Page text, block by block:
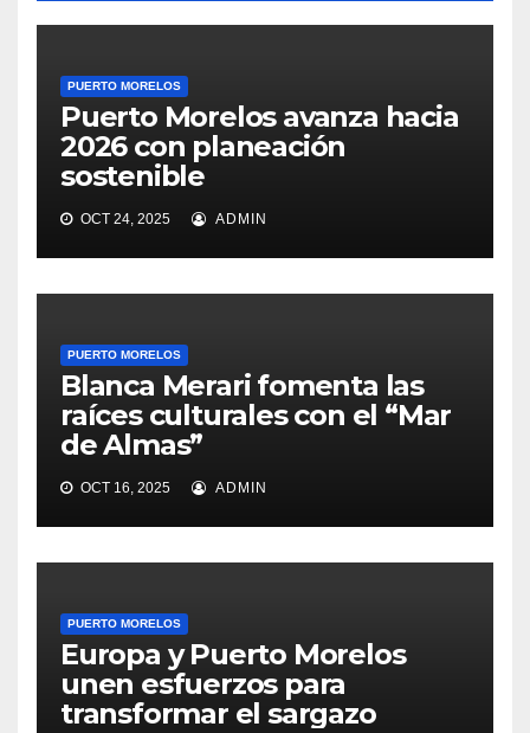
PUERTO MORELOS
Puerto Morelos avanza hacia
2026 con planeación
sostenible
OCT 24, 2025 ADMIN
PUERTO MORELOS
Blanca Merari fomenta las
raíces culturales con el “Mar
de Almas”
OCT 16, 2025 ADMIN
PUERTO MORELOS
Europa y Puerto Morelos
unen esfuerzos para
transformar el sargazo